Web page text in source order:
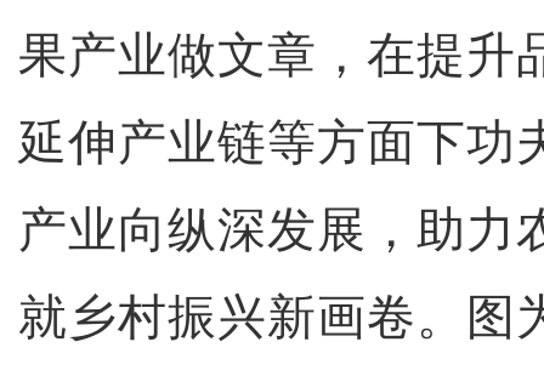
果产业做文章，在提升
延伸产业链等方面下功
产业向纵深发展，助力
就乡村振兴新画卷。图